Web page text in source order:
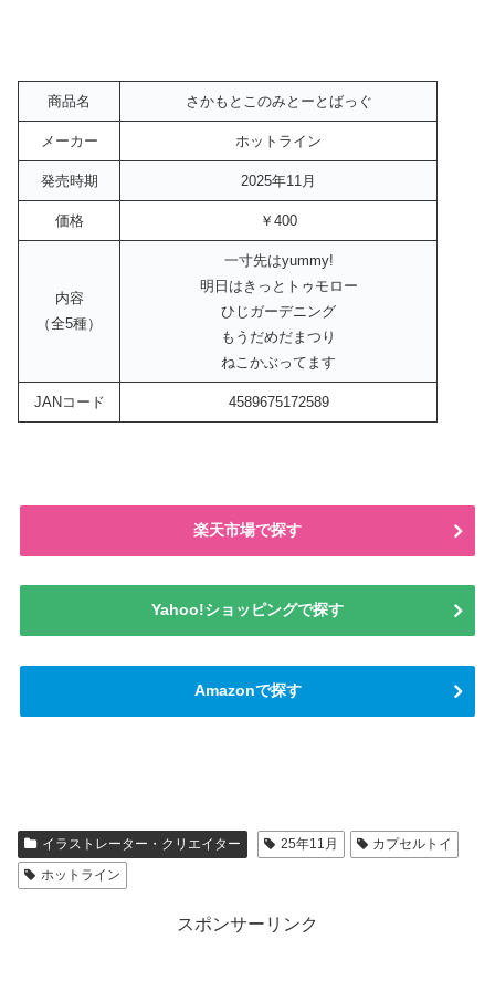
商品名 さかもとこのみとーとばっぐ
メーカー ホットライン
発売時期 2025年11月
価格 ￥400
内容
（全5種）
一寸先はyummy!
明日はきっとトゥモロー
ひじガーデニング
もうだめだまつり
ねこかぶってます
JANコード 4589675172589
楽天市場で探す
Yahoo!ショッピングで探す
Amazonで探す
イラストレーター・クリエイター 25年11月
カプセルトイ
ホットライン
スポンサーリンク